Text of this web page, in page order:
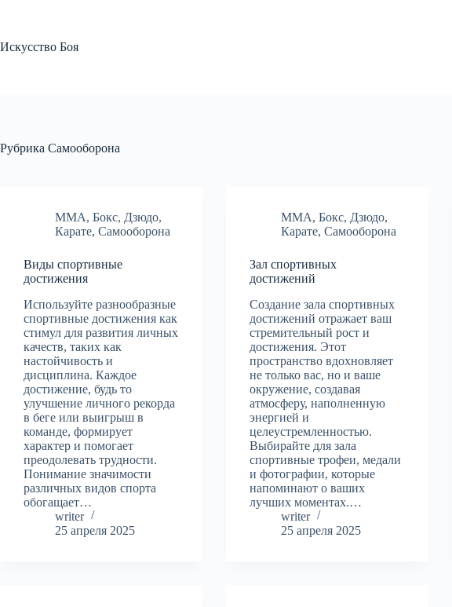
Искусство Боя
Рубрика Самооборона
MMA, Бокс, Дзюдо,
Карате, Самооборона
Виды спортивные
достижения
Используйте разнообразные
спортивные достижения как
стимул для развития личных
качеств, таких как
настойчивость и
дисциплина. Каждое
достижение, будь то
улучшение личного рекорда
в беге или выигрыш в
команде, формирует
характер и помогает
преодолевать трудности.
Понимание значимости
различных видов спорта
обогащает…
writer
25 апреля 2025
MMA,Бокс, Дзюдо,
Карате,Самооборона
Зал спортивных
достижений
Создание зала спортивных
достижений отражает ваш
стремительный рост и
достижения. Этот
пространство вдохновляет
не только вас, но и ваше
окружение, создавая
атмосферу, наполненную
энергией и
целеустремленностью.
Выбирайте для зала
спортивные трофеи, медали
и фотографии, которые
напоминают о ваших
лучших моментах.…
writer
25 апреля 2025